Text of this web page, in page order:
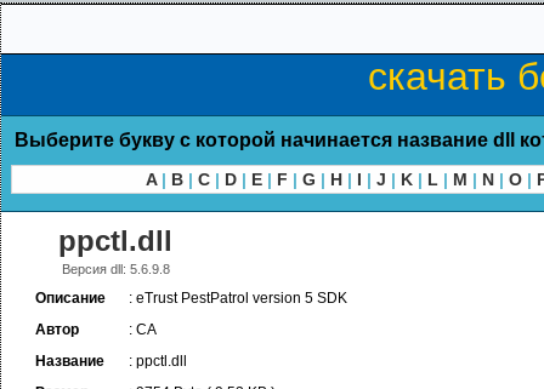
скачать
Выберите букву с которой начинается название dll
A | B | C | D | E | F | G | H | I | J | K | L | M | N | O |
ppctl.dll
Версия dll: 5.6.9.8
Описание
: eTrust PestPatrol version 5 SDK
Автор
: CA
Название
: ppctl.dll